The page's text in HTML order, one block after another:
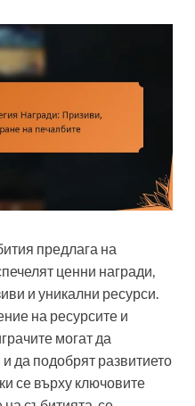
предлага на
ценни награди,
и уникални ресурси.
на ресурсите и
могат да
да подобрят развитието
се върху ключовите